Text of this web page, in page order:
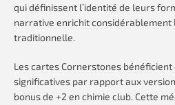
qui définissent l’identité de leurs
narrative enrichit considérablement
traditionnelle.
Les cartes Cornerstones bénéficient
significatives par rapport aux
bonus de +2 en chimie club. Cette